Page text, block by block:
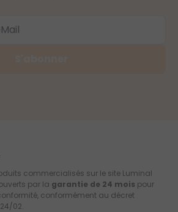
commercialisés sur le site Luminal
par la garantie de 24 mois pour
conformément au décret
02.